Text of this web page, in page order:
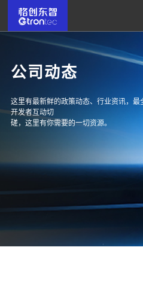
公司动态
这里有最新鲜的政策动态、行业资讯，
开发者互动切
磋，这里有你需要的一切资源。